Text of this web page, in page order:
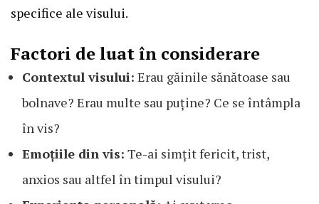
specifice ale visului.
Factori de luat în considerare
Contextul visului: Erau găinile sănătoase sau
bolnave? Erau multe sau puține? Ce se întâmpla
în vis?
Emoțiile din vis: Te-ai simțit fericit, trist,
anxios sau altfel în timpul visului?